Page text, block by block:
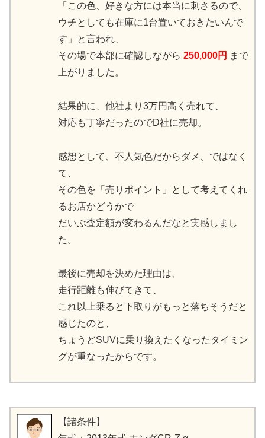
「この色、好きな方には本当に刺さるので、
ウチとしても在庫に1台置いておきたいんで
す」と言われ、
その場で本部に確認しながら 250,000円 まで
上がりました。
結果的に、他社より3万円高く売れて、
対応も丁寧だったのでD社に売却。
感想として、不人気色だからダメ、ではなく
て、
その色を「売りポイント」として考えてくれ
るお店かどうかで
だいぶ査定額が変わるんだなと実感しまし
た。
最後に売却を決めた理由は、
走行距離も伸びてきて、
これ以上乗ると下取りがもっと落ちそうだと
感じたのと、
ちょうどSUVに乗り換えたくなったタイミン
グが重なったからです。
【諸条件】